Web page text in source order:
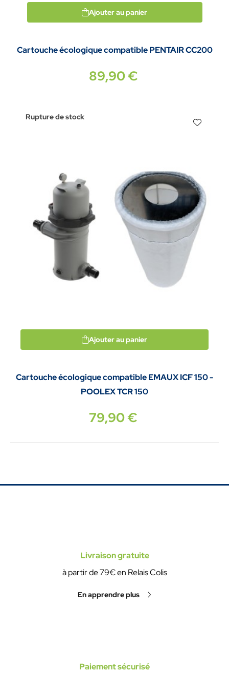
Ajouter au panier
Cartouche écologique compatible PENTAIR CC200
89,90 €
Rupture de stock
Ajouter au panier
Cartouche écologique compatible EMAUX ICF 150 -
POOLEX TCR 150
79,90 €
Livraison gratuite
à partir de 79€ en Relais Colis
En apprendre plus
Paiement sécurisé